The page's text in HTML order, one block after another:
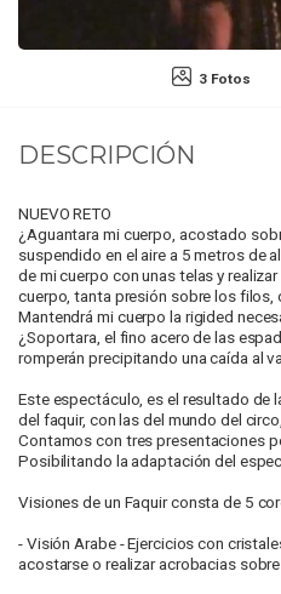
3 Fotos
DESCRIPCIÓN
NUEVO RETO
¿Aguantara mi cuerpo, acostado
suspendido en el aire a 5 metros de
de mi cuerpo con unas telas y
cuerpo, tanta presión sobre los filos,
Mantendrá mi cuerpo la rigided
¿Soportara, el fino acero de las
romperán precipitando una caída al
Este espectáculo, es el resultado de
del faquir, con las del mundo del
Contamos con tres presentaciones
Posibilitando la adaptación del
Visiones de un Faquir consta de 5
- Visión Arabe - Ejercicios con
acostarse o realizar acrobacias